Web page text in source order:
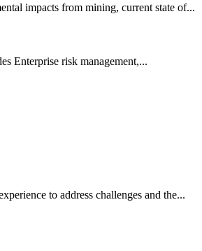
impacts from mining, current state of...
Enterprise risk management,...
to address challenges and the...